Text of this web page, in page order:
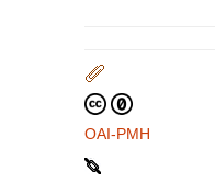
OAI-PMH